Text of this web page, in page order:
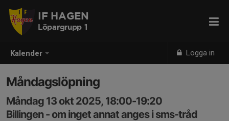
Kalender Logga in
IF HAGEN
Löpargrupp 1
Måndagslöpning
Måndag 13 okt 2025, 18:00-19:20
Billingen - om inget annat anges i sms-tråd